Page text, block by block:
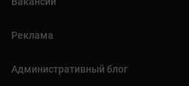
Реклама
Административный блог